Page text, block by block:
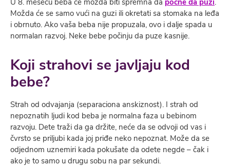
U 8. mesecu beba će možda biti spremna da počne da puzi.
Možda će se samo vući na guzi ili okretati sa stomaka na leđa
i obrnuto. Ako vaša beba nije propuzala, ovo i dalje spada u
normalan razvoj. Neke bebe počinju da puze kasnije.
Koji strahovi se javljaju kod
bebe?
Strah od odvajanja (separaciona anskiznost). I strah od
nepoznatih ljudi kod beba je normalna faza u bebinom
razvoju. Dete traži da ga držite, neće da se odvoji od vas i
čvrsto se priljubi kada joj priđe neko nepoznat. Može da se
odjednom uznemiri kada pokušate da odete negde – čak i
ako je to samo u drugu sobu na par sekundi.